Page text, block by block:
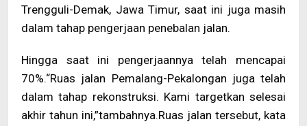
Trengguli-Demak, Jawa Timur, saat ini juga masih
dalam tahap pengerjaan penebalan jalan.
Hingga saat ini pengerjaannya telah mencapai
70%.“Ruas jalan Pemalang-Pekalongan juga telah
dalam tahap rekonstruksi. Kami targetkan selesai
akhir tahun ini,”tambahnya.Ruas jalan tersebut, kata